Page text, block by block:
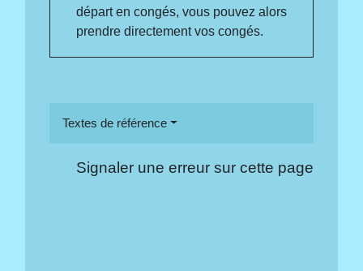
départ en congés, vous pouvez alors
prendre directement vos congés.
Textes de référence
Signaler une erreur sur cette page